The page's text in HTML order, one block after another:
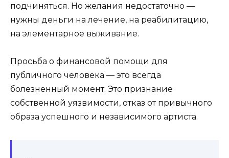
подчиняться. Но желания недостаточно —
нужны деньги на лечение, на реабилитацию,
на элементарное выживание.
Просьба о финансовой помощи для
публичного человека — это всегда
болезненный момент. Это признание
собственной уязвимости, отказ от привычного
образа успешного и независимого артиста.